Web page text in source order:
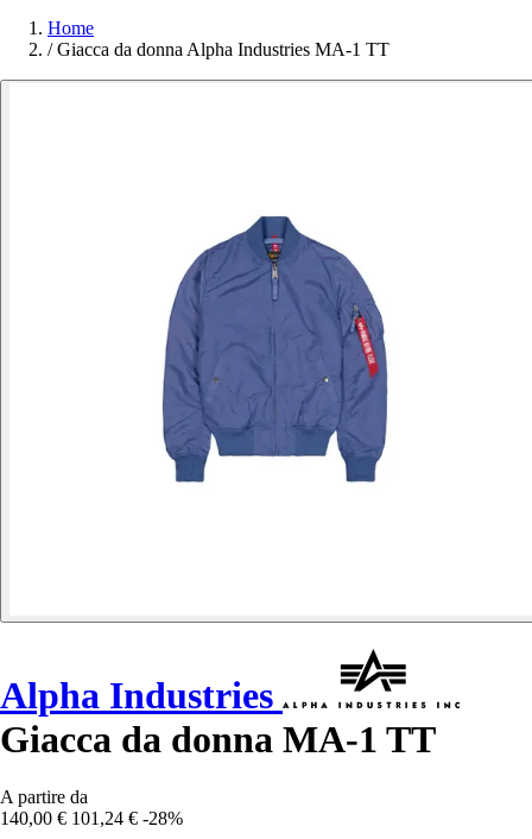
Home
/ Giacca da donna Alpha Industries MA-1 TT
Alpha Industries
Giacca da donna MA-1 TT
A partire da
140,00 € 101,24 € -28%